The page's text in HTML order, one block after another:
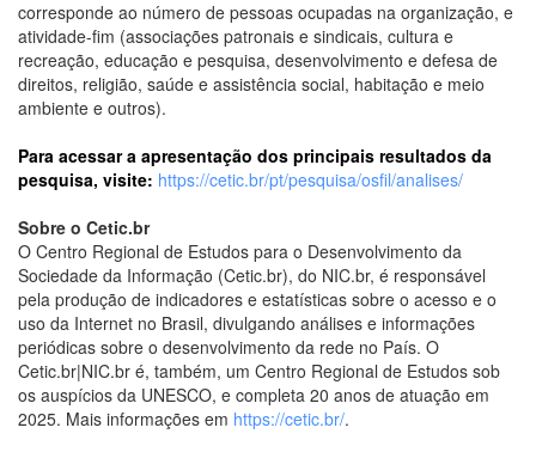
corresponde ao número de pessoas ocupadas na organização, e
atividade-fim (associações patronais e sindicais, cultura e
recreação, educação e pesquisa, desenvolvimento e defesa de
direitos, religião, saúde e assistência social, habitação e meio
ambiente e outros).
Para acessar a apresentação dos principais resultados da
pesquisa, visite: https://cetic.br/pt/pesquisa/osfil/analises/
Sobre o Cetic.br
O Centro Regional de Estudos para o Desenvolvimento da
Sociedade da Informação (Cetic.br), do NIC.br, é responsável
pela produção de indicadores e estatísticas sobre o acesso e o
uso da Internet no Brasil, divulgando análises e informações
periódicas sobre o desenvolvimento da rede no País. O
Cetic.br|NIC.br é, também, um Centro Regional de Estudos sob
os auspícios da UNESCO, e completa 20 anos de atuação em
2025. Mais informações em https://cetic.br/.